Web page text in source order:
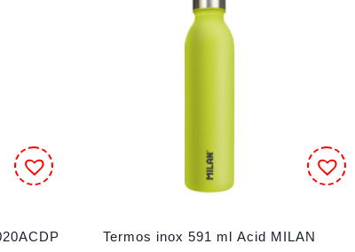
Termos inox 591 ml Acid MILAN